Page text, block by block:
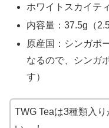
ホワイトスカイテ
内容量：37.5g（
原産国：シンガポ
なるので、シンガ
す）
TWG Teaは3種類入